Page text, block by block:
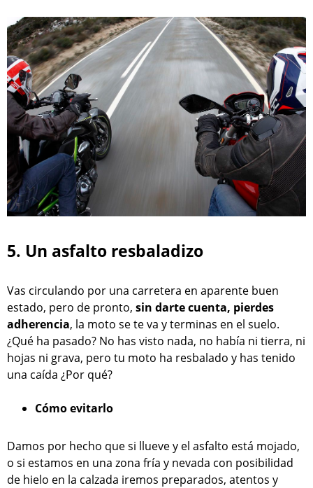
5. Un asfalto resbaladizo
Vas circulando por una carretera en aparente buen
estado, pero de pronto, sin darte cuenta, pierdes
adherencia, la moto se te va y terminas en el suelo.
¿Qué ha pasado? No has visto nada, no había ni tierra, ni
hojas ni grava, pero tu moto ha resbalado y has tenido
una caída ¿Por qué?
Cómo evitarlo
Damos por hecho que si llueve y el asfalto está mojado,
o si estamos en una zona fría y nevada con posibilidad
de hielo en la calzada iremos preparados, atentos y